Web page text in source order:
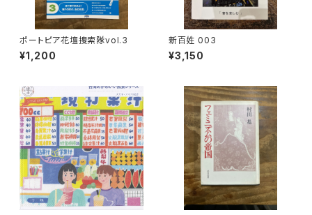
ポートピア花壇捜索隊vol.3
¥1,200
新百姓 003
¥3,150